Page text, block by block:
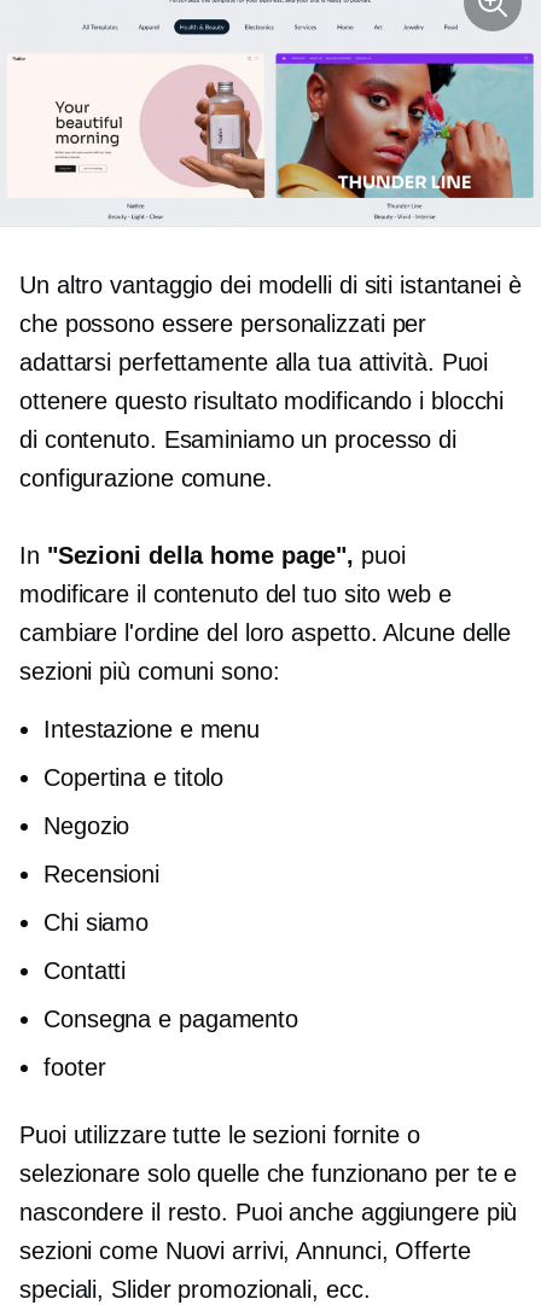
Un altro vantaggio dei modelli di siti istantanei è
che possono essere personalizzati per
adattarsi perfettamente alla tua attività. Puoi
ottenere questo risultato modificando i blocchi
di contenuto. Esaminiamo un processo di
configurazione comune.
In "Sezioni della home page", puoi
modificare il contenuto del tuo sito web e
cambiare l'ordine del loro aspetto. Alcune delle
sezioni più comuni sono:
Intestazione e menu
Copertina e titolo
Negozio
Recensioni
Chi siamo
Contatti
Consegna e pagamento
footer
Puoi utilizzare tutte le sezioni fornite o
selezionare solo quelle che funzionano per te e
nascondere il resto. Puoi anche aggiungere più
sezioni come Nuovi arrivi, Annunci, Offerte
speciali, Slider promozionali, ecc.